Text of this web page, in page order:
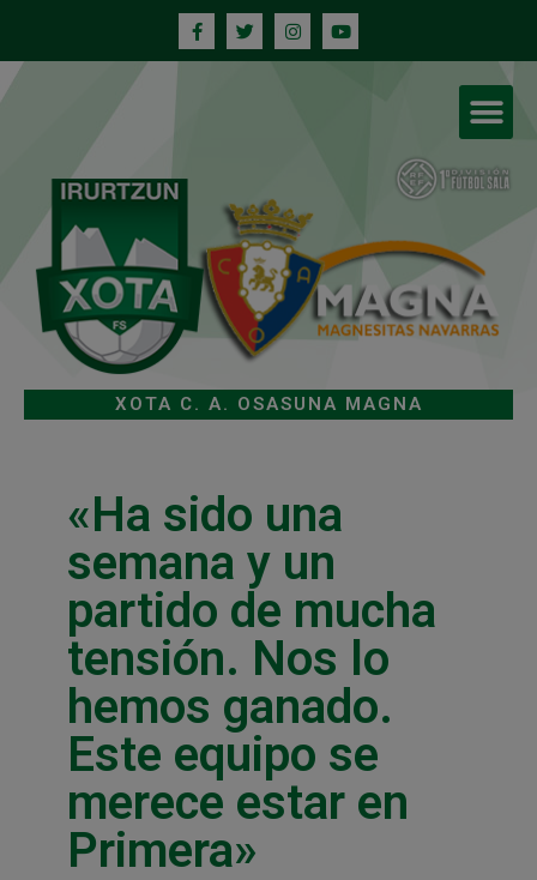
XOTA C. A. OSASUNA MAGNA
«Ha sido una
semana y un
partido de mucha
tensión. Nos lo
hemos ganado.
Este equipo se
merece estar en
Primera»